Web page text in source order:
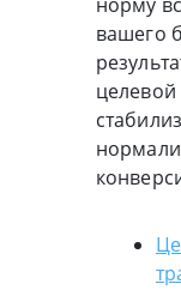
вашего
целевой